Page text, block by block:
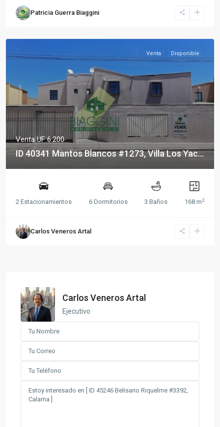
Patricia Guerra Biaggini
Venta Disponible
VentaUF 6.200
ID 40341 Mantos Blancos #1273, Villa Los Yac...
2 Estacionamientos 6 Dormitorios 3 Baños 168 m2
Carlos Veneros Artal
Carlos Veneros Artal
Ejecutivo